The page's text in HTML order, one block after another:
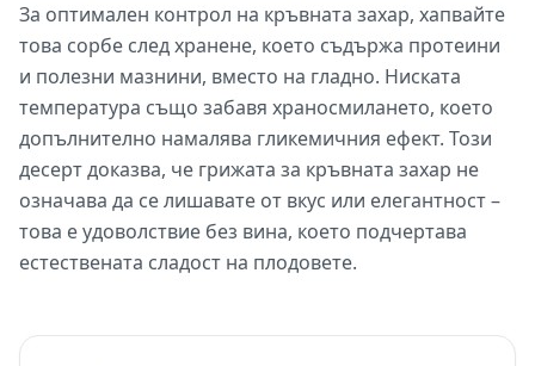
За оптимален контрол на кръвната захар, хапвайте
това сорбе след хранене, което съдържа протеини
и полезни мазнини, вместо на гладно. Ниската
температура също забавя храносмилането, което
допълнително намалява гликемичния ефект. Този
десерт доказва, че грижата за кръвната захар не
означава да се лишавате от вкус или елегантност –
това е удоволствие без вина, което подчертава
естествената сладост на плодовете.